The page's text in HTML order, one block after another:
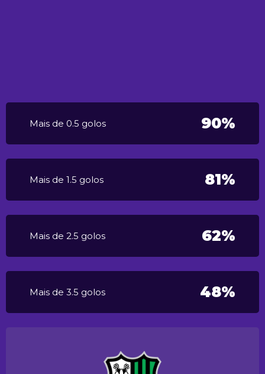
Mais de 0.5 golos 90%
Mais de 1.5 golos 81%
Mais de 2.5 golos 62%
Mais de 3.5 golos 48%